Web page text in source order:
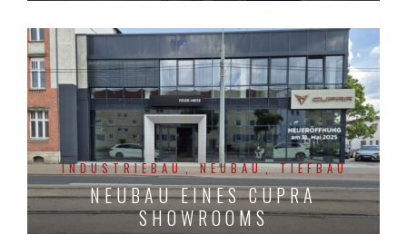
INDUSTRIEBAU NEUBAU TIEFBAU
NEUBAU EINES CUPRA
SHOWROOMS